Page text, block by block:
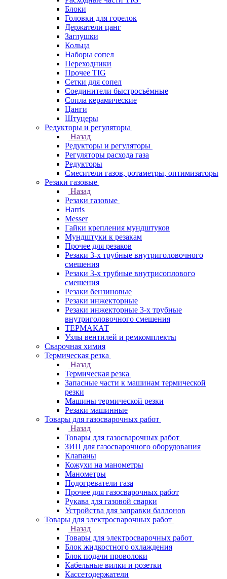
Блоки
Головки для горелок
Держатели цанг
Заглушки
Кольца
Наборы сопел
Переходники
Прочее TIG
Сетки для сопел
Соединители быстросъёмные
Сопла керамические
Цанги
Штуцеры
Редукторы и регуляторы
Назад
Редукторы и регуляторы
Регуляторы расхода газа
Редукторы
Смесители газов, ротаметры, оптимизаторы
Резаки газовые
Назад
Резаки газовые
Harris
Messer
Гайки крепления мундштуков
Мундштуки к резакам
Прочее для резаков
Резаки 3-х трубные внутриголовочного
смешения
Резаки 3-х трубные внутрисоплового
смешения
Резаки бензиновые
Резаки инжекторные
Резаки инжекторные 3-х трубные
внутриголовочного смешения
ТЕРМАКАТ
Узлы вентилей и ремкомплекты
Сварочная химия
Термическая резка
Назад
Термическая резка
Запасные части к машинам термической
резки
Машины термической резки
Резаки машинные
Товары для газосварочных работ
Назад
Товары для газосварочных работ
ЗИП для газосварочного оборудования
Клапаны
Кожухи на манометры
Манометры
Подогреватели газа
Прочее для газосварочных работ
Рукава для газовой сварки
Устройства для заправки баллонов
Товары для электросварочных работ
Назад
Товары для электросварочных работ
Блок жидкостного охлаждения
Блок подачи проволоки
Кабельные вилки и розетки
Кассетодержатели